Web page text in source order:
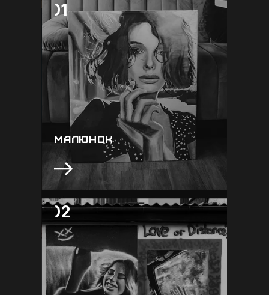
01
МАЛЮНОК
01
Завжди мріяли про справжню картину
на холсті? Класика, яка завжди буде
актуальною. Люба ваша ідея буде
втілена на холсті з індивідуальним
розміром. Це гарний варіант
підкреслити ваш дизайн, або ж просто
ідеальний подарунок, який нікого не
залишить байдужим
02 02
Якщо вам хочеться відчути атмосферу
вуличної культури, та андеграунду, -
маємо гарний варіант, графіті. Графіті,
теги, каліграфія, малюнки виконані
балончіком, все це зробить класним